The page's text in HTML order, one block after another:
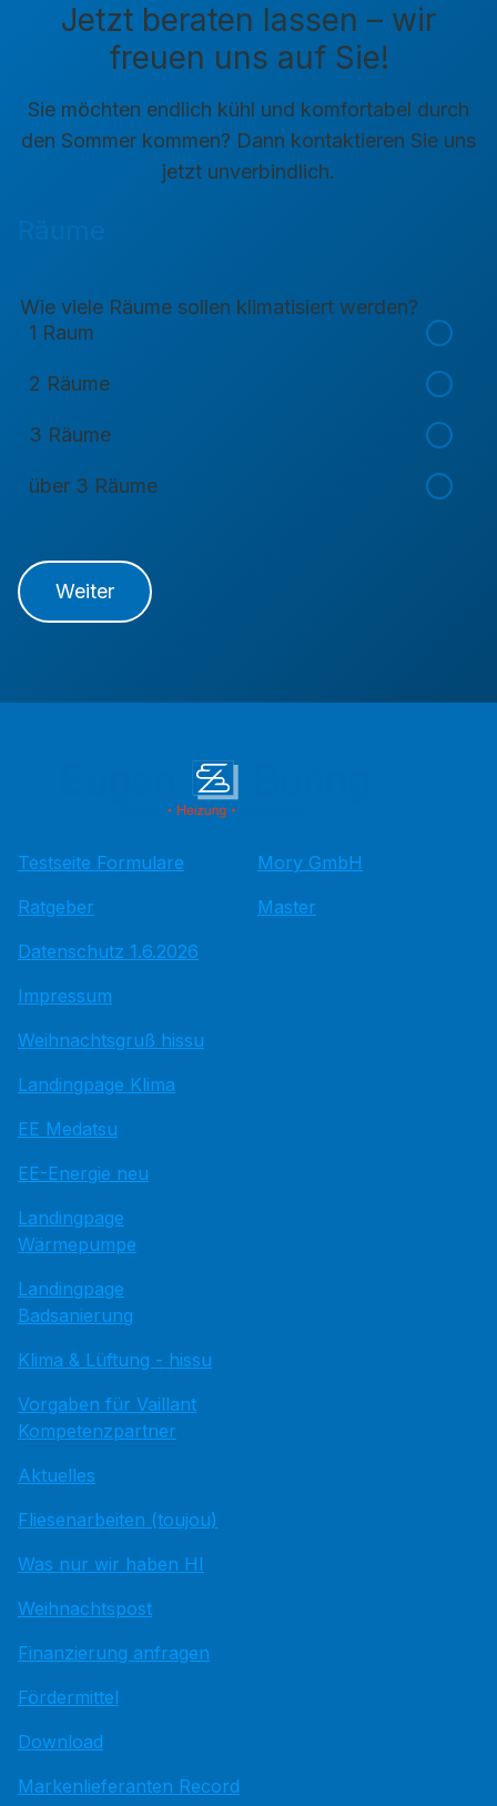
Jetzt beraten lassen – wir
freuen uns auf Sie!
Sie möchten endlich kühl und komfortabel durch
den Sommer kommen? Dann kontaktieren Sie uns
jetzt unverbindlich.
Wie viele Räume sollen klimatisiert werden?
1 Raum
2 Räume
3 Räume
über 3 Räume
Weiter
Testseite Formulare
Ratgeber
Datenschutz 1.6.2026
Impressum
Weihnachtsgruß hissu
Landingpage Klima
EE Medatsu
EE-Energie neu
Landingpage
Wärmepumpe
Landingpage
Badsanierung
Klima & Lüftung - hissu
Vorgaben für Vaillant
Kompetenzpartner
Aktuelles
Fliesenarbeiten (toujou)
Was nur wir haben HI
Weihnachtspost
Finanzierung anfragen
Fördermittel
Download
Markenlieferanten Record
Mory GmbH
Master